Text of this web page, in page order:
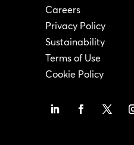
Careers
Privacy Policy
Sustainability
Terms of Use
Cookie Policy